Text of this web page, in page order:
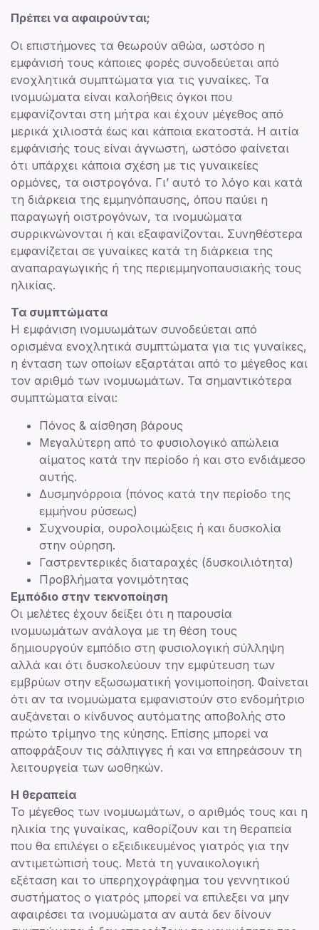
Πρέπει να αφαιρούνται;
Οι επιστήμονες τα θεωρούν αθώα, ωστόσο η
εμφάνισή τους κάποιες φορές συνοδεύεται από
ενοχλητικά συμπτώματα για τις γυναίκες. Τα
ινομυώματα είναι καλοήθεις όγκοι που
εμφανίζονται στη μήτρα και έχουν μέγεθος από
μερικά χιλιοστά έως και κάποια εκατοστά. Η αιτία
εμφάνισής τους είναι άγνωστη, ωστόσο φαίνεται
ότι υπάρχει κάποια σχέση με τις γυναικείες
ορμόνες, τα οιστρογόνα. Γι’ αυτό το λόγο και κατά
τη διάρκεια της εμμηνόπαυσης, όπου παύει η
παραγωγή οιστρογόνων, τα ινομυώματα
συρρικνώνονται ή και εξαφανίζονται. Συνηθέστερα
εμφανίζεται σε γυναίκες κατά τη διάρκεια της
αναπαραγωγικής ή της περιεμμηνοπαυσιακής τους
ηλικίας.
Τα συμπτώματα
Η εμφάνιση ινομυωμάτων συνοδεύεται από
ορισμένα ενοχλητικά συμπτώματα για τις γυναίκες,
η ένταση των οποίων εξαρτάται από το μέγεθος και
τον αριθμό των ινομυωμάτων. Τα σημαντικότερα
συμπτώματα είναι:
Πόνος & αίσθηση βάρους
Μεγαλύτερη από το φυσιολογικό απώλεια
αίματος κατά την περίοδο ή και στο ενδιάμεσο
αυτής.
Δυσμηνόρροια (πόνος κατά την περίοδο της
εμμήνου ρύσεως)
Συχνουρία, ουρολοιμώξεις ή και δυσκολία
στην ούρηση.
Γαστρεντερικές διαταραχές (δυσκοιλιότητα)
Προβλήματα γονιμότητας
Εμπόδιο στην τεκνοποίηση
Οι μελέτες έχουν δείξει ότι η παρουσία
ινομυωμάτων ανάλογα με τη θέση τους
δημιουργούν εμπόδιο στη φυσιολογική σύλληψη
αλλά και ότι δυσκολεύουν την εμφύτευση των
εμβρύων στην εξωσωματική γονιμοποίηση. Φαίνεται
ότι αν τα ινομυώματα εμφανιστούν στο ενδομήτριο
αυξάνεται ο κίνδυνος αυτόματης αποβολής στο
πρώτο τρίμηνο της κύησης. Επίσης μπορεί να
αποφράξουν τις σάλπιγγες ή και να επηρεάσουν τη
λειτουργεία των ωοθηκών.
Η θεραπεία
Το μέγεθος των ινομυωμάτων, ο αριθμός τους και η
ηλικία της γυναίκας, καθορίζουν και τη θεραπεία
που θα επιλέγει ο εξειδικευμένος γιατρός για την
αντιμετώπισή τους. Μετά τη γυναικολογική
εξέταση και το υπερηχογράφημα του γεννητικού
συστήματος ο γιατρός μπορεί να επιλεξει να μην
αφαιρέσει τα ινομυώματα αν αυτά δεν δίνουν